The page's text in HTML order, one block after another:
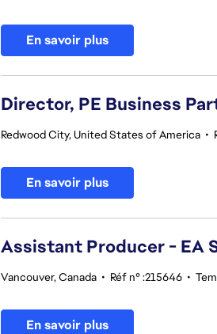
En savoir plus
Director, PE Business
Redwood City, United States of America •
En savoir plus
Assistant Producer - EA
Vancouver, Canada • Réf n° :215646 •
En savoir plus